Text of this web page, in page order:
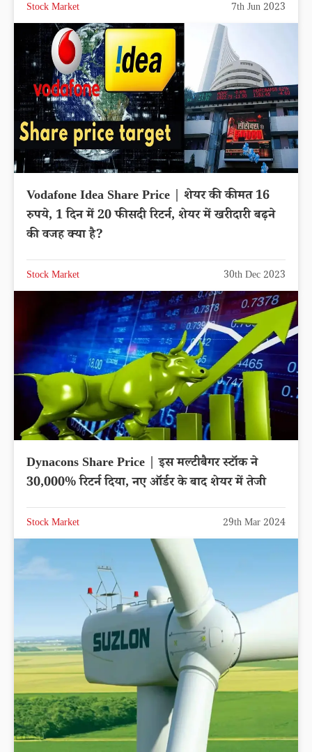
Stock Market 7th Jun 2023
Vodafone Idea Share Price | शेयर की कीमत 16
रुपये, 1 दिन में 20 फीसदी रिटर्न, शेयर में खरीदारी बढ़ने
की वजह क्या है?
Stock Market 30th Dec 2023
Dynacons Share Price | इस मल्टीबैगर स्टॉक ने
30,000% रिटर्न दिया, नए ऑर्डर के बाद शेयर में तेजी
Stock Market 29th Mar 2024